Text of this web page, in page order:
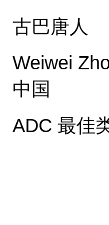
古巴唐人
Weiwei
中国
ADC 最佳